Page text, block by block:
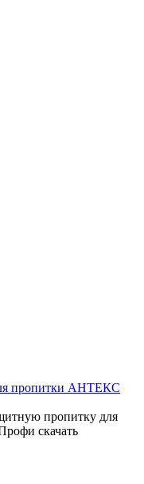
пропитки АНТЕКС
пропитку для
скачать